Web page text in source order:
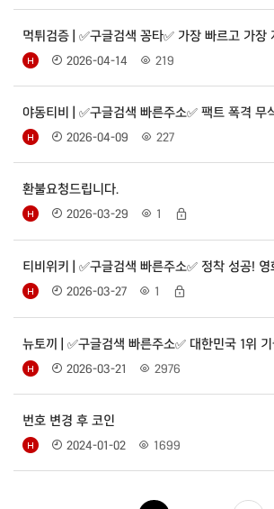
먹튀검증 | ✅구글검색 꽁타✅ 가장 빠르고 가
2026-04-14 219
야동티비 | ✅구글검색 빠른주소✅ 팩트 폭격 무
2026-04-09 227
환불요청드립니다.
2026-03-29 1
티비위키 | ✅구글검색 빠른주소✅ 정착 성공!
2026-03-27 1
뉴토끼 | ✅구글검색 빠른주소✅ 대한민국 1위
2026-03-21 2976
번호 변경 후 코인
2024-01-02 1699